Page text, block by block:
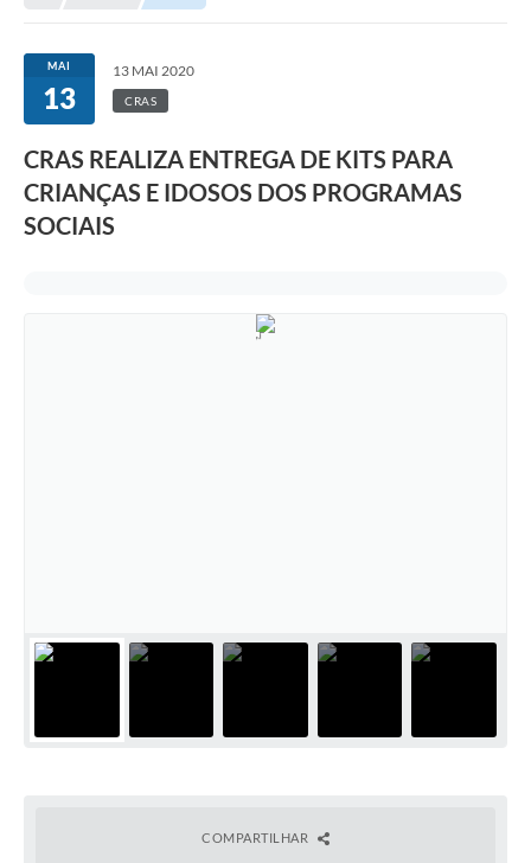
MAI
13
13 MAI 2020
CRAS
CRAS REALIZA ENTREGA DE KITS PARA
CRIANÇAS E IDOSOS DOS PROGRAMAS
SOCIAIS
COMPARTILHAR